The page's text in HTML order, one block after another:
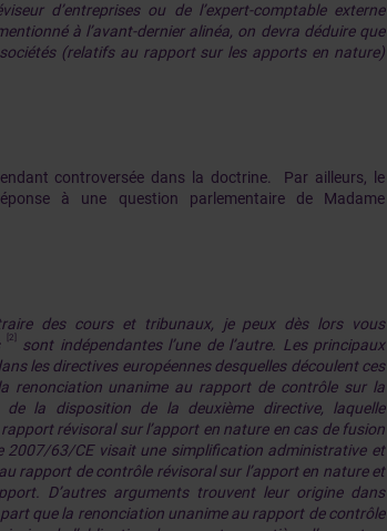
d’entreprises ou de l’expert-comptable externe
à l’avant-dernier alinéa, on devra déduire que
(relatifs au rapport sur les apports en nature)
controversée dans la doctrine. Par ailleurs, le
à une question parlementaire de Madame
des cours et tribunaux, je peux dès lors vous
[2] sont indépendantes l’une de l’autre. Les principaux
les directives européennes desquelles découlent ces
renonciation unanime au rapport de contrôle sur la
la disposition de la deuxième directive, laquelle
révisoral sur l’apport en nature en cas de fusion
2007/63/CE visait une simplification administrative et
rapport de contrôle révisoral sur l’apport en nature et
D’autres arguments trouvent leur origine dans
que la renonciation unanime au rapport de contrôle